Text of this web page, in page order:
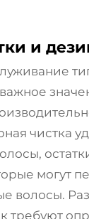
и
чистка
могут
волосы.
требуют